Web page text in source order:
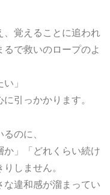
、覚えることに追われ
で救いのロープのよ
」
引っかかります。
のに、
か」「どれくらい続け
しません。
違和感が溜まってい